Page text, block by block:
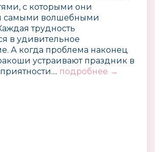
с которыми они
самыми волшебными
трудность
в удивительное
А когда проблема наконец
устраивают праздник в
подробнее →